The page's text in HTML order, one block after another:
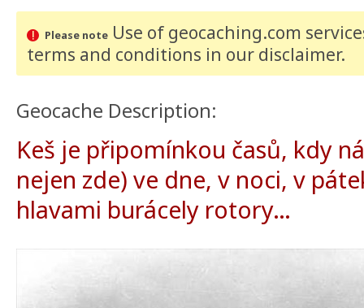
Please noteUse of geocaching.com
terms and conditions in our disclaimer.
Geocache Description:
Keš je připomínkou časů, kdy
nejen zde) ve dne, v noci, v
hlavami burácely rotory…